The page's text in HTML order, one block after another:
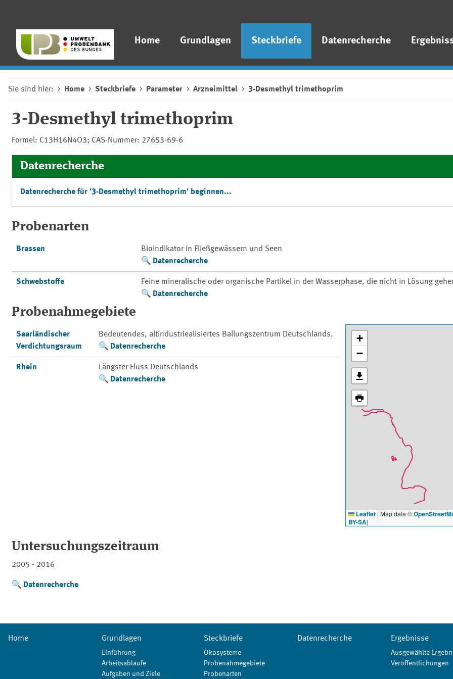
Home Grundlagen Steckbriefe Datenrecherche
Sie sind hier: Home Steckbriefe Parameter Arzneimittel 3-Desmethyl trimethoprim
3-Desmethyl trimethoprim
Formel: C13H16N4O3; CAS-Nummer: 27653-69-6
Datenrecherche
Datenrecherche für '3-Desmethyl trimethoprim' beginnen...
Probenarten
Brassen
Bioindikator in Fließgewässern und Seen
Datenrecherche
Schwebstoffe
Feine mineralische oder organische Partikel in der Wasserphase, die nicht in Lösung
Datenrecherche
Probenahmegebiete
Saarländischer
Verdichtungsraum
Bedeutendes, altindustriealisiertes Ballungszentrum Deutschlands.
Datenrecherche
Rhein
Längster Fluss Deutschlands
Datenrecherche
+
−
Leaflet | Map data ©
BY-SA)
Untersuchungszeitraum
2005 - 2016
Datenrecherche
Home Grundlagen
Einführung
Arbeitsabläufe
Aufgaben und Ziele
Steckbriefe
Ökosysteme
Probenahmegebiete
Probenarten
Datenrecherche Ergebnisse
Ausgewählte
Veröffentlichungen